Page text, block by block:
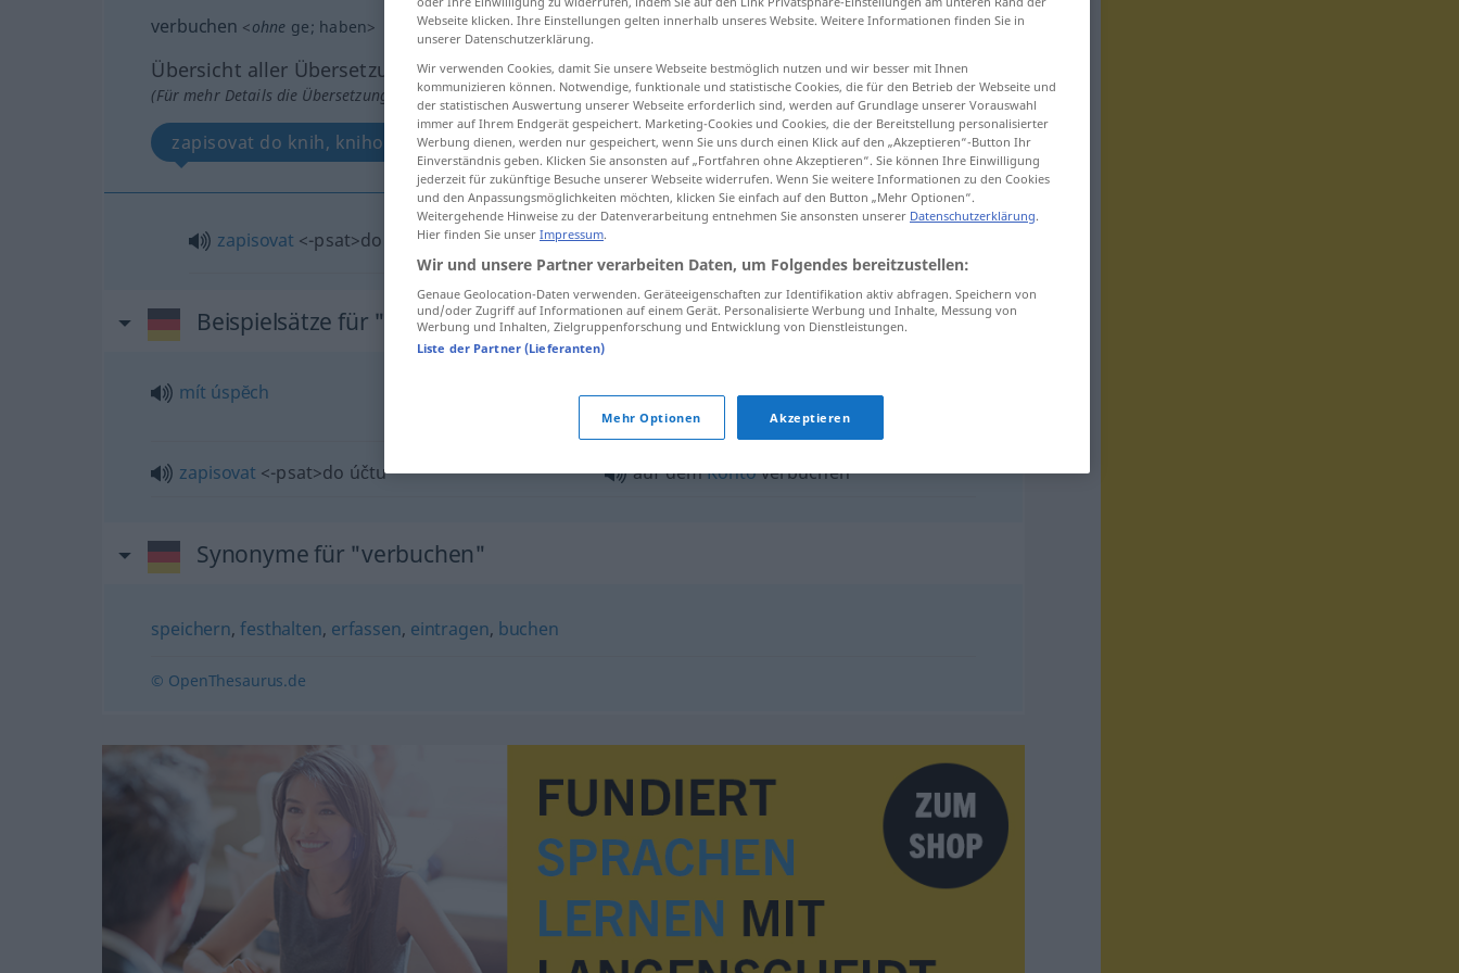
verbuchen <ohne ge; haben>
Übersicht aller Übersetzungen
(Für mehr Details die Übersetzung anklicken/antippen)
zapisovat do knih, knihovat
zapisovat <-psat>do knih,<za>knihovat
Beispielsätze für "verbuchen"
mít úspĕch einenErfolg (für sich) verbuchen
FIG
zapisovat <-psat>do účtu auf demKontoverbuchen
Synonyme für "verbuchen"
speichern,festhalten, erfassen, eintragen, buchen
© OpenThesaurus.de
Webseite klicken. Ihre Einstellungen gelten innerhalb unseres Website. Weitere Informationen finden Sie in
unserer Datenschutzerklärung.
Wir verwenden Cookies, damit Sie unsere Webseite bestmöglich nutzen und wir besser mit Ihnen
kommunizieren können. Notwendige, funktionale und statistische Cookies, die für den Betrieb der Webseite und
der statistischen Auswertung unserer Webseite erforderlich sind, werden auf Grundlage unserer Vorauswahl
immer auf Ihrem Endgerät gespeichert. Marketing-Cookies und Cookies, die der Bereitstellung personalisierter
Werbung dienen, werden nur gespeichert, wenn Sie uns durch einen Klick auf den „Akzeptieren“-Button Ihr
Einverständnis geben. Klicken Sie ansonsten auf „Fortfahren ohne Akzeptieren“. Sie können Ihre Einwilligung
jederzeit für zukünftige Besuche unserer Webseite widerrufen. Wenn Sie weitere Informationen zu den Cookies
und den Anpassungsmöglichkeiten möchten, klicken Sie einfach auf den Button „Mehr Optionen“.
Weitergehende Hinweise zu der Datenverarbeitung entnehmen Sie ansonsten unserer Datenschutzerklärung.
Hier finden Sie unser Impressum.
Wir und unsere Partner verarbeiten Daten, um Folgendes bereitzustellen:
Genaue Geolocation-Daten verwenden. Geräteeigenschaften zur Identifikation aktiv abfragen. Speichern von
und/oder Zugriff auf Informationen auf einem Gerät. Personalisierte Werbung und Inhalte, Messung von
Werbung und Inhalten, Zielgruppenforschung und Entwicklung von Dienstleistungen.
Liste der Partner (Lieferanten)
Mehr Optionen Akzeptieren